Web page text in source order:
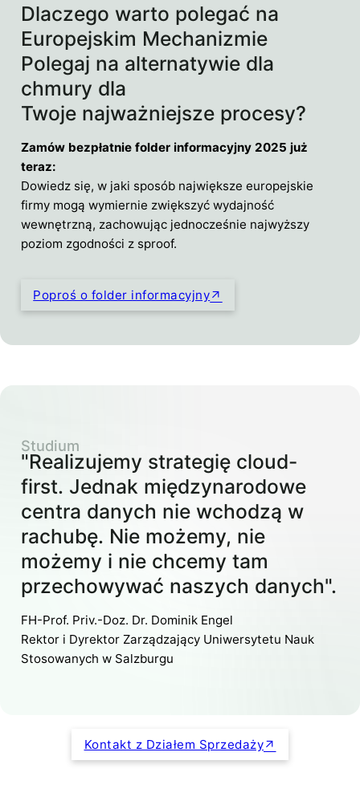
Dlaczego warto polegać na
Europejskim Mechanizmie
Polegaj na alternatywie dla
chmury dla
Twoje najważniejsze procesy?
Zamów bezpłatnie folder informacyjny 2025 już
teraz:
Dowiedz się, w jaki sposób największe europejskie
firmy mogą wymiernie zwiększyć wydajność
wewnętrzną, zachowując jednocześnie najwyższy
poziom zgodności z sproof.
Poproś o folder informacyjny
"Realizujemy strategię cloud-
first. Jednak międzynarodowe
centra danych nie wchodzą w
rachubę. Nie możemy, nie
możemy i nie chcemy tam
przechowywać naszych danych".
Studium
FH-Prof. Priv.-Doz. Dr. Dominik Engel
Rektor i Dyrektor Zarządzający Uniwersytetu Nauk
Stosowanych w Salzburgu
Kontakt z Działem Sprzedaży